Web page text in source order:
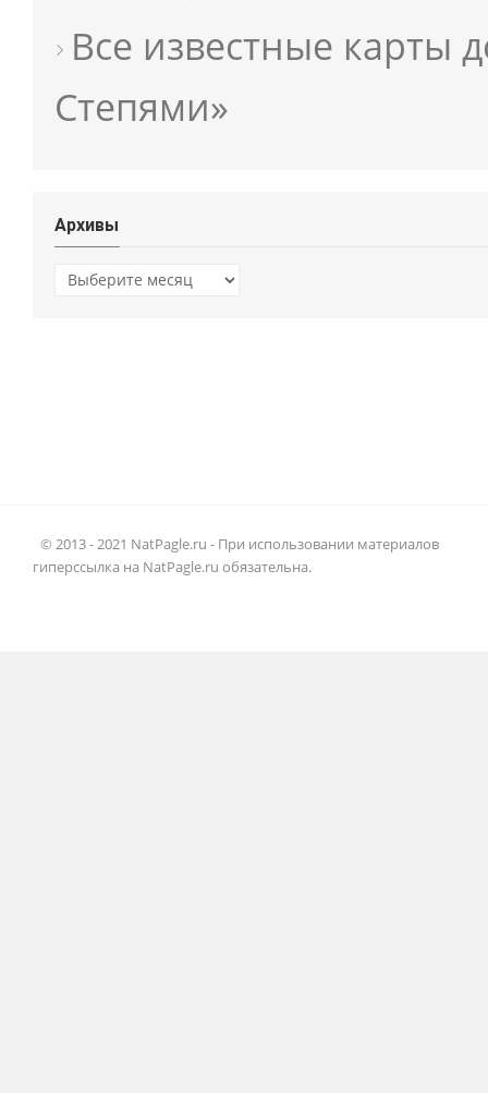
Все известные карты
Степями»
Архивы
Архивы
© 2013 - 2021 NatPagle.ru - При использовании материалов
гиперссылка на NatPagle.ru обязательна.